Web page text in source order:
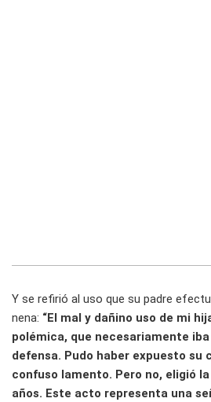
Y se refirió al uso que su padre
nena: “El mal y dañino uso de mi
polémica, que necesariamente
defensa. Pudo haber expuesto su
confuso lamento. Pero no, eligió
años. Este acto representa una